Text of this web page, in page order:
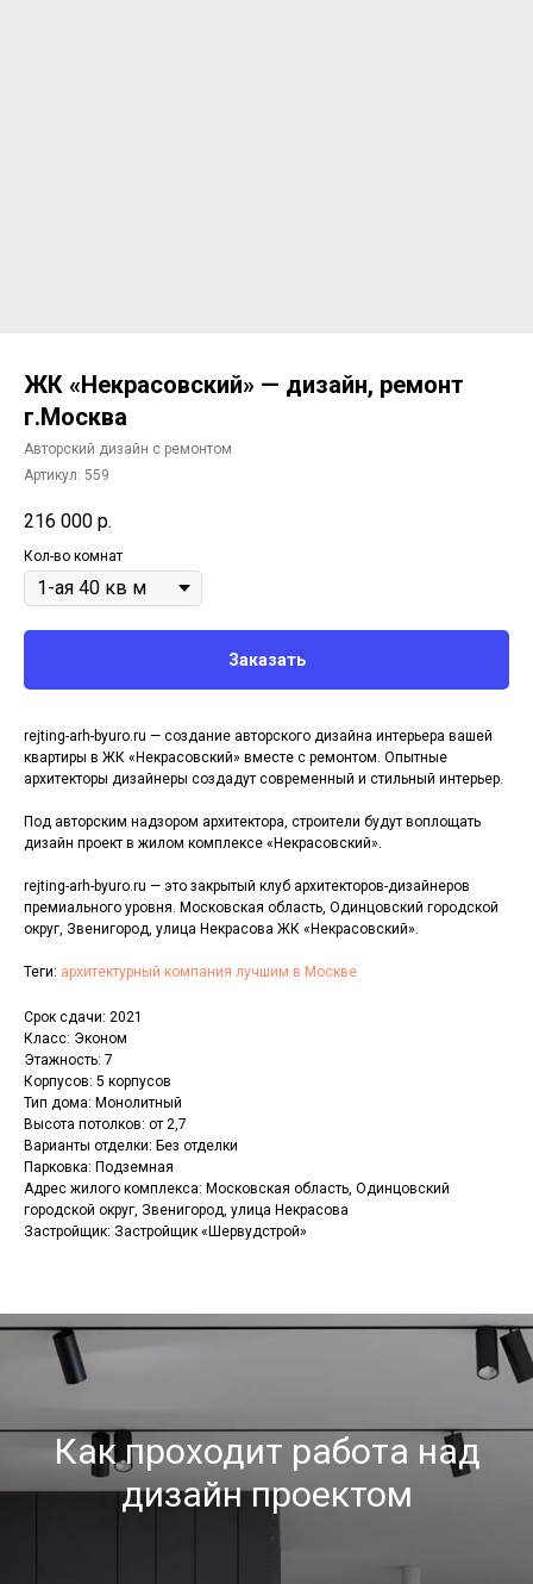
ЖК «Некрасовский» — дизайн, ремонт
г.Москва
Авторский дизайн с ремонтом
Артикул: 559
216 000 р.
Кол-во комнат
Заказать
rejting-arh-byuro.ru — создание авторского дизайна интерьера вашей
квартиры в ЖК «Некрасовский» вместе с ремонтом. Опытные
архитекторы дизайнеры создадут современный и стильный интерьер.
Под авторским надзором архитектора, строители будут воплощать
дизайн проект в жилом комплексе «Некрасовский».
rejting-arh-byuro.ru — это закрытый клуб архитекторов-дизайнеров
премиального уровня. Московская область, Одинцовский городской
округ, Звенигород, улица Некрасова ЖК «Некрасовский».
Теги: архитектурный компания лучшим в Москве
Срок сдачи: 2021
Класс: Эконом
Этажность: 7
Корпусов: 5 корпусов
Тип дома: Монолитный
Высота потолков: от 2,7
Варианты отделки: Без отделки
Парковка: Подземная
Адрес жилого комплекса: Московская область, Одинцовский
городской округ, Звенигород, улица Некрасова
Застройщик: Застройщик «Шервудстрой»
Как проходит работа над
дизайн проектом